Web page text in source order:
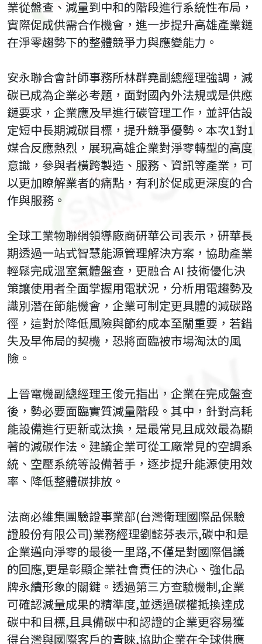
業從盤查、減量到中和的階段進行系統性布局，
實際促成供需合作機會，進一步提升高雄產業鏈
在淨零趨勢下的整體競爭力與應變能力。
安永聯合會計師事務所林群堯副總經理強調，減
碳已成為企業必考題，面對國內外法規或是供應
鏈要求，企業應及早進行碳管理工作，並評估設
定短中長期減碳目標，提升競爭優勢。本次1對1
媒合反應熱烈，展現高雄企業對淨零轉型的高度
意識，參與者橫跨製造、服務、資訊等產業，可
以更加瞭解業者的痛點，有利於促成更深度的合
作與服務。
全球工業物聯網領導廠商研華公司表示，研華長
期透過一站式智慧能源管理解決方案，協助產業
輕鬆完成溫室氣體盤查，更融合 AI 技術優化決
策讓使用者全面掌握用電狀況，分析用電趨勢及
識別潛在節能機會，企業可制定更具體的減碳路
徑，這對於降低風險與節約成本至關重要，若錯
失及早佈局的契機，恐將面臨被市場淘汰的風
險。
上晉電機副總經理王俊元指出，企業在完成盤查
後，勢必要面臨實質減量階段。其中，針對高耗
能設備進行更新或汰換，是最常見且成效最為顯
著的減碳作法。建議企業可從工廠常見的空調系
統、空壓系統等設備著手，逐步提升能源使用效
率、降低整體碳排放。
法商必維集團驗證事業部(台灣衛理國際品保驗
證股份有限公司)業務經理劉懿芬表示,碳中和是
企業邁向淨零的最後一里路,不僅是對國際倡議
的回應,更是彰顯企業社會責任的決心、強化品
牌永續形象的關鍵。透過第三方查驗機制,企業
可確認減量成果的精準度,並透過碳權抵換達成
碳中和目標,且具備碳中和認證的企業更容易獲
得台灣與國際客戶的青睞,協助企業在全球供應